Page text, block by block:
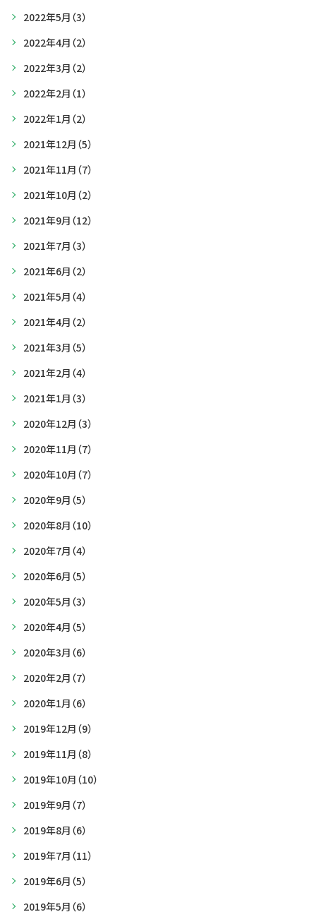
2022年5月 （3）
2022年4月 （2）
2022年3月 （2）
2022年2月 （1）
2022年1月 （2）
2021年12月 （5）
2021年11月 （7）
2021年10月 （2）
2021年9月 （12）
2021年7月 （3）
2021年6月 （2）
2021年5月 （4）
2021年4月 （2）
2021年3月 （5）
2021年2月 （4）
2021年1月 （3）
2020年12月 （3）
2020年11月 （7）
2020年10月 （7）
2020年9月 （5）
2020年8月 （10）
2020年7月 （4）
2020年6月 （5）
2020年5月 （3）
2020年4月 （5）
2020年3月 （6）
2020年2月 （7）
2020年1月 （6）
2019年12月 （9）
2019年11月 （8）
2019年10月 （10）
2019年9月 （7）
2019年8月 （6）
2019年7月 （11）
2019年6月 （5）
2019年5月 （6）